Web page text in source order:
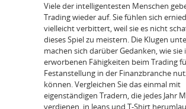
Viele der intelligentesten Menschen
Trading wieder auf. Sie fühlen sich
vielleicht verbittert, weil sie es nicht
dieses Spiel zu meistern. Die Klugen
machen sich darüber Gedanken, wie sie
erworbenen Fähigkeiten beim Trading
Festanstellung in der Finanzbranche
können. Vergleichen Sie das einmal mit
eigenständigen Tradern, die jedes Jahr
verdienen, in Jeans und T-Shirt